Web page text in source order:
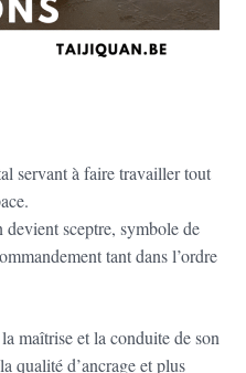
servant à faire travailler tout
sceptre, symbole de
tant dans l’ordre
maîtrise et la conduite de son
qualité d’ancrage et plus